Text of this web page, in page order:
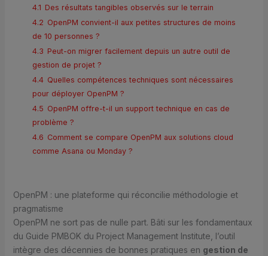
4.1 Des résultats tangibles observés sur le terrain
4.2 OpenPM convient-il aux petites structures de moins
de 10 personnes ?
4.3 Peut-on migrer facilement depuis un autre outil de
gestion de projet ?
4.4 Quelles compétences techniques sont nécessaires
pour déployer OpenPM ?
4.5 OpenPM offre-t-il un support technique en cas de
problème ?
4.6 Comment se compare OpenPM aux solutions cloud
comme Asana ou Monday ?
OpenPM : une plateforme qui réconcilie méthodologie et
pragmatisme
OpenPM ne sort pas de nulle part. Bâti sur les fondamentaux
du Guide PMBOK du Project Management Institute, l’outil
intègre des décennies de bonnes pratiques en gestion de